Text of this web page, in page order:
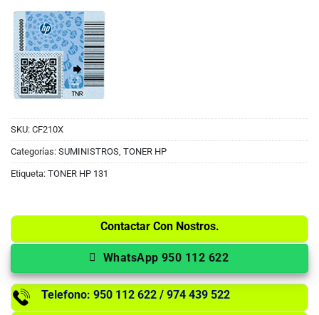
SKU: CF210X
Categorías: SUMINISTROS, TONER HP
Etiqueta: TONER HP 131
Contactar Con Nostros.
WhatsApp 950 112 622
Telefono: 950 112 622 / 974 439 522